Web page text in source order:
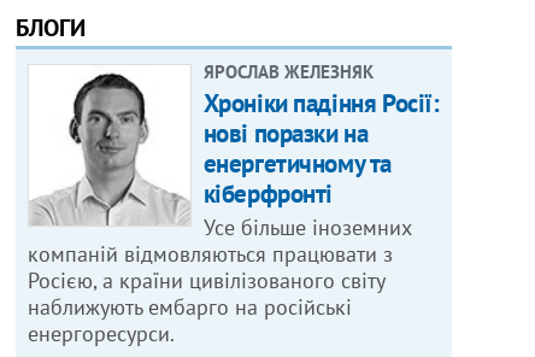
БЛОГИ
ЯРОСЛАВ ЖЕЛЕЗНЯК
Хроніки падіння Росії:
нові поразки на
енергетичному та
кіберфронті
Усе більше іноземних
компаній відмовляються працювати з
Росією, а країни цивілізованого світу
наближують ембарго на російські
енергоресурси.